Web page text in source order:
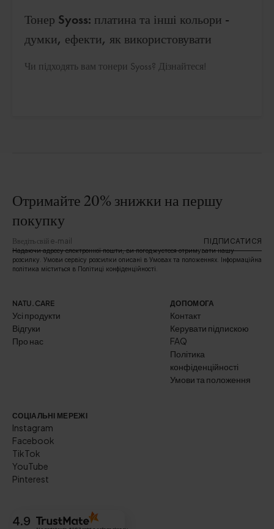
Тонер Syoss: платина та інші кольори -
думки, ефекти, як використовувати
Чи підходять вам тонери Syoss? Дізнайтеся!
NATU.CARE
Усі продукти
Відгуки
Про нас
ДОПОМОГА
Контакт
Керувати підпискою
FAQ
Політика
конфіденційності
Умови та положення
СОЦІАЛЬНІ МЕРЕЖІ
Instagram
Facebook
TikTok
YouTube
Pinterest
Отримайте 20% знижки на першу
покупку
ПІДПИСАТИСЯ
Надаючи адресу електронної пошти, ви погоджуєтеся отримувати нашу
розсилку. Умови сервісу розсилки описані в Умовах та положеннях. Інформаційна
політика міститься в Політиці конфіденційності.
4.9